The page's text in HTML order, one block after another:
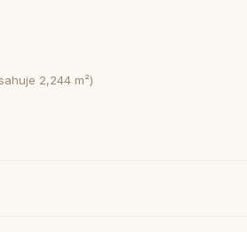
2,244 m²)